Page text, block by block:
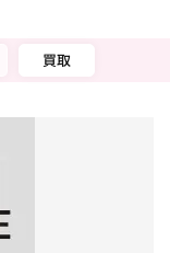
買取